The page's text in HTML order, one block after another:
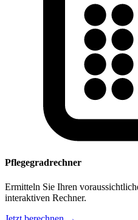
Pflegegradrechner
Ermitteln Sie Ihren
interaktiven Rechner.